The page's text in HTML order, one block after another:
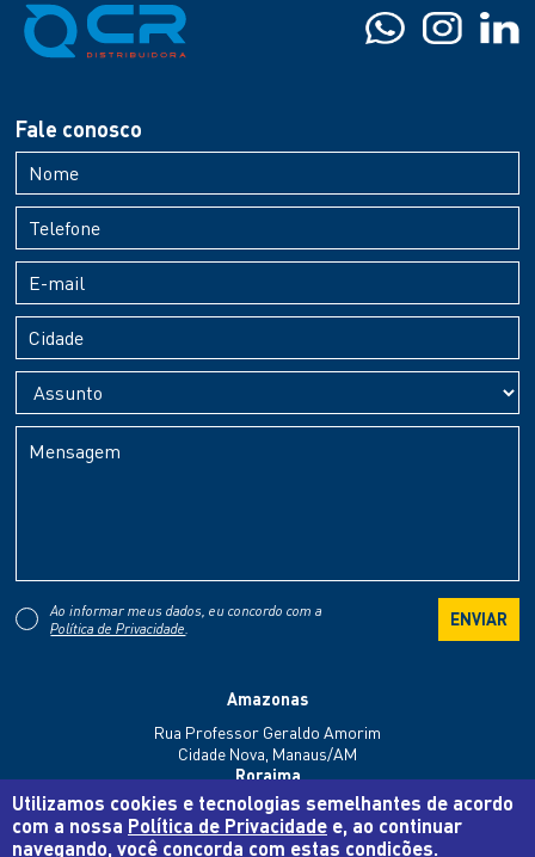
Fale conosco
Ao informar meus dados, eu concordo com a
Política de Privacidade
Amazonas
Rua Professor Geraldo Amorim
Cidade Nova, Manaus/AM
Roraima
Rua Manoel Felipe
Asa Branca, Boa Vista/RR
Utilizamos cookies e tecnologias semelhantes de acordo
com a nossa Política de Privacidade e, ao continuar
navegando, você concorda com estas condições.